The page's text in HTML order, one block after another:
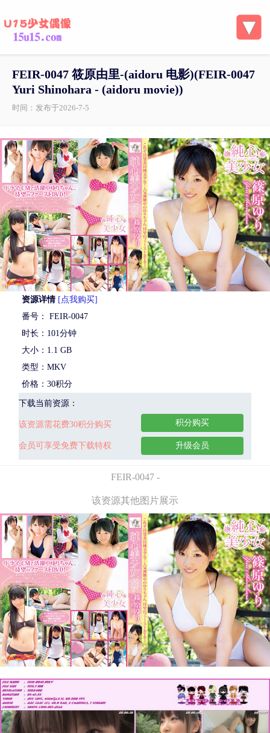
FEIR-0047 筱原由里-(aidoru 电影)(FEIR-0047
Yuri Shinohara - (aidoru movie))
时间：发布于2026-7-5
资源详情 [点我购买]
番号： FEIR-0047
时长：101分钟
大小：1.1 GB
类型：MKV
价格：30积分
下载当前资源：
该资源需花费30积分购买
会员可享受免费下载特权
积分购买
升级会员
FEIR-0047 -
该资源其他图片展示